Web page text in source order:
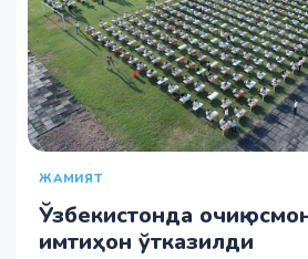
ЖАМИЯТ
Ўзбекистонда очиқ
имтиҳон ўтказилди